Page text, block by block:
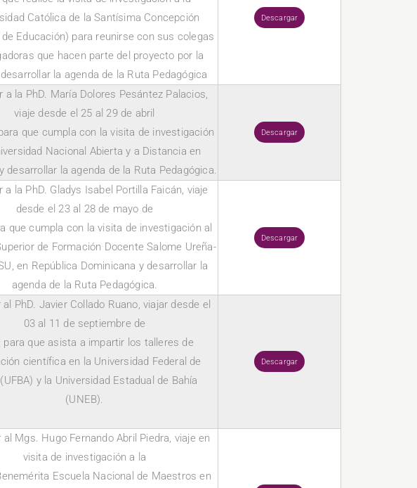
Católica de la Santísima Concepción
Educación) para reunirse con sus colegas
que hacen parte del proyecto por la
la agenda de la Ruta Pedagógica
Descargar
a la PhD. María Dolores Pesántez Palacios,
viaje desde el 25 al 29 de abril
que cumpla con la visita de investigación
Nacional Abierta y a Distancia en
desarrollar la agenda de la Ruta Pedagógica.
Descargar
a la PhD. Gladys Isabel Portilla Faicán, viaje
desde el 23 al 28 de mayo de
que cumpla con la visita de investigación al
de Formación Docente Salome Ureña-
en República Dominicana y desarrollar la
agenda de la Ruta Pedagógica.
Descargar
PhD. Javier Collado Ruano, viajar desde el
03 al 11 de septiembre de
para que asista a impartir los talleres de
científica en la Universidad Federal de
y la Universidad Estadual de Bahía
(UNEB).
Descargar
al Mgs. Hugo Fernando Abril Piedra, viaje en
visita de investigación a la
Escuela Nacional de Maestros en